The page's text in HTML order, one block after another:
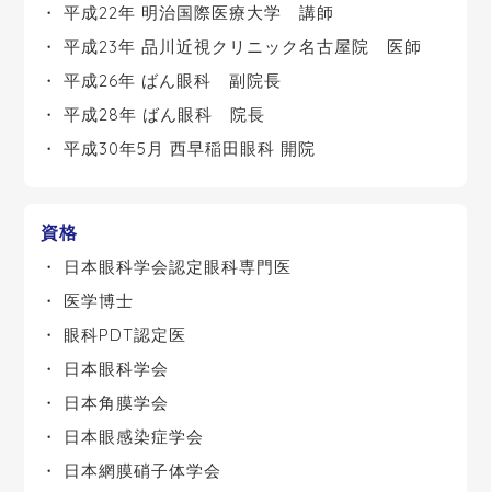
平成22年 明治国際医療大学 講師
平成23年 品川近視クリニック名古屋院 医師
平成26年 ばん眼科 副院長
平成28年 ばん眼科 院長
平成30年5月 西早稲田眼科 開院
資格
日本眼科学会認定眼科専門医
医学博士
眼科PDT認定医
日本眼科学会
日本角膜学会
日本眼感染症学会
日本網膜硝子体学会